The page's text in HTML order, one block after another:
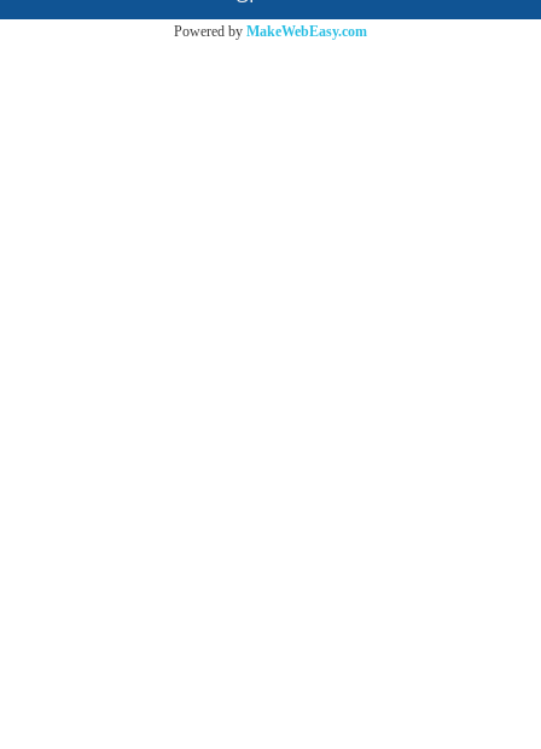
Powered by MakeWebEasy.com